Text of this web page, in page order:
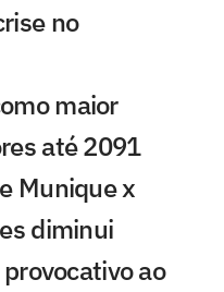
no
maior
até 2091
Munique x
diminui
ao